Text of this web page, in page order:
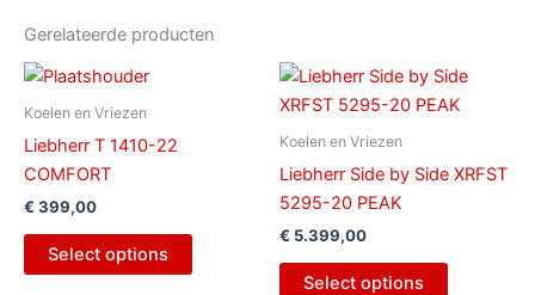
Gerelateerde producten
Koelen en Vriezen
Liebherr T 1410-22
COMFORT
€ 399,00
Select options
Koelen en Vriezen
Liebherr Side by Side XRFST
5295-20 PEAK
€ 5.399,00
Select options